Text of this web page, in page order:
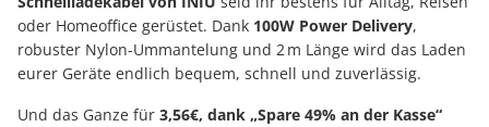
oder Homeoffice gerüstet. Dank 100W Power Delivery,
robuster Nylon-Ummantelung und 2 m Länge wird das Laden
eurer Geräte endlich bequem, schnell und zuverlässig.
Und das Ganze für 3,56€, dank „Spare 49% an der Kasse“